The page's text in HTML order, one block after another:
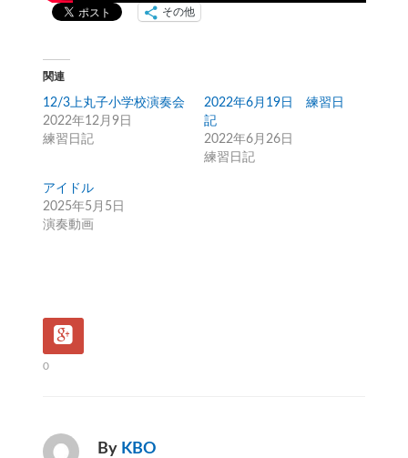
その他
関連
12/3上丸子小学校演奏会
2022年12月9日
練習日記
2022年6月19日 練習日
記
2022年6月26日
練習日記
アイドル
2025年5月5日
演奏動画
0
By KBO